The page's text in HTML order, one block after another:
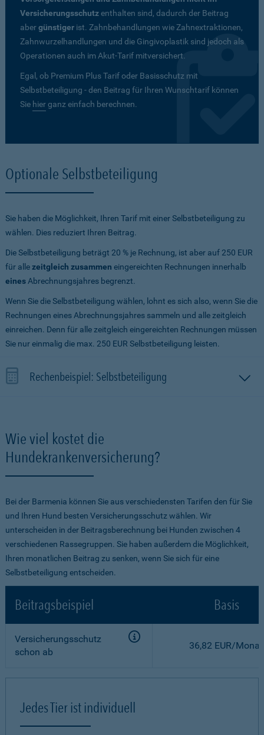
Versicherungsschutzenthalten sind, dadurch der Beitrag
abergünstiger ist. Zahnbehandlungen wie Zahnextraktionen,
Zahnwurzelhandlungen und die Gingivoplastik sind jedoch als
Operationen auch im Akut-Tarif mitversichert.
Egal, ob Premium Plus Tarif oder Basisschutz mit
Selbstbeteiligung - den Beitrag für Ihren Wunschtarif können
Sie hierganz einfach berechnen.
Optionale Selbstbeteiligung
Sie haben die Möglichkeit, Ihren Tarif mit einer Selbstbeteiligung zu
wählen. Dies reduziert Ihren Beitrag.
Die Selbstbeteiligung beträgt 20 % je Rechnung, ist aber auf 250 EUR
für allezeitgleich zusammen eingereichten Rechnungen innerhalb
eines Abrechnungsjahres begrenzt.
Wenn Sie die Selbstbeteiligung wählen, lohnt es sich also, wenn Sie die
Rechnungen eines Abrechnungsjahres sammeln und alle zeitgleich
einreichen. Denn für alle zeitgleich eingereichten Rechnungen müssen
Sie nur einmalig die max. 250 EUR Selbstbeteiligung leisten.
Rechenbeispiel: Selbstbeteiligung
Wie viel kostet die
Hundekrankenversicherung?
Bei der Barmenia können Sie aus verschiedensten Tarifen den für Sie
und Ihren Hund besten Versicherungsschutz wählen. Wir
unterscheiden in der Beitragsberechnung bei Hunden zwischen 4
verschiedenen Rassegruppen. Sie haben außerdem die Möglichkeit,
Ihren monatlichen Beitrag zu senken, wenn Sie sich für eine
Selbstbeteiligung entscheiden.
Beitragsbeispiel Basis
Versicherungsschutz
schon ab
36,82 EUR/Monat
Jedes Tier ist individuell